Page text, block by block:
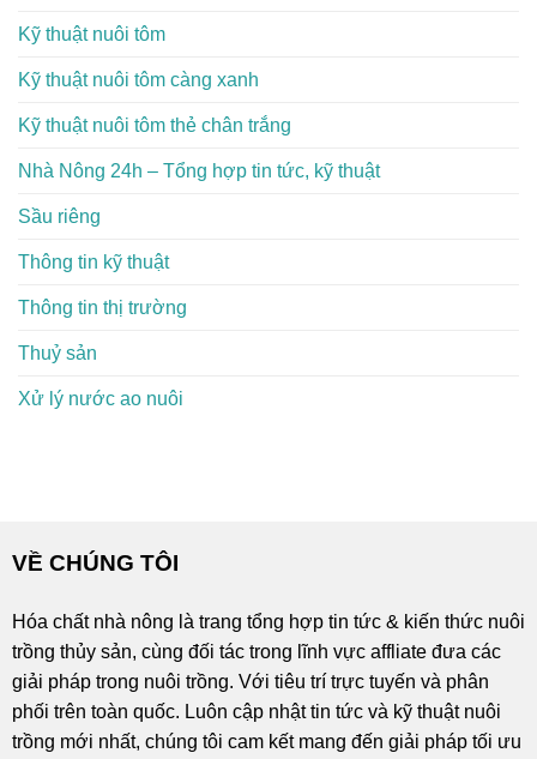
Kỹ thuật nuôi tôm
Kỹ thuật nuôi tôm càng xanh
Kỹ thuật nuôi tôm thẻ chân trắng
Nhà Nông 24h – Tổng hợp tin tức, kỹ thuật
Sầu riêng
Thông tin kỹ thuật
Thông tin thị trường
Thuỷ sản
Xử lý nước ao nuôi
VỀ CHÚNG TÔI
Hóa chất nhà nông là trang tổng hợp tin tức & kiến thức nuôi
trồng thủy sản, cùng đối tác trong lĩnh vực affliate đưa các
giải pháp trong nuôi trồng. Với tiêu trí trực tuyến và phân
phối trên toàn quốc. Luôn cập nhật tin tức và kỹ thuật nuôi
trồng mới nhất, chúng tôi cam kết mang đến giải pháp tối ưu